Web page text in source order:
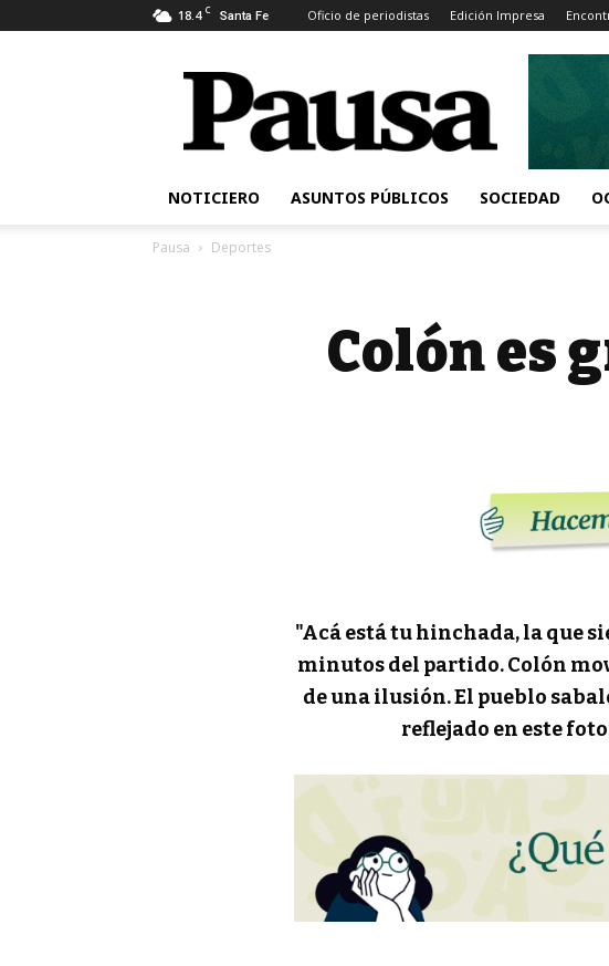
18.4 C Santa Fe Oficio de periodistas Edición Impresa
Pausa
NOTICIERO ASUNTOS PÚBLICOS SOCIEDAD
Pausa Deportes
Colón es
"Acá está tu hinchada, la que
minutos del partido. Colón
de una ilusión. El pueblo
reflejado en este